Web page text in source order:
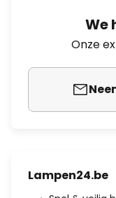
We
Onze
Lampen24.be